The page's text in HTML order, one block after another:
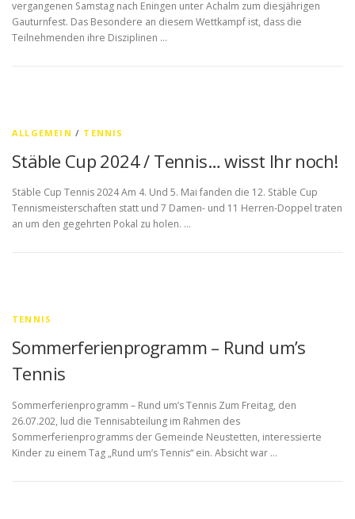
vergangenen Samstag nach Eningen unter Achalm zum diesjährigen
Gauturnfest. Das Besondere an diesem Wettkampf ist, dass die
Teilnehmenden ihre Disziplinen …
ALLGEMEIN / TENNIS
Stäble Cup 2024 / Tennis… wisst Ihr noch!
Stäble Cup Tennis 2024 Am 4. Und 5. Mai fanden die 12. Stäble Cup
Tennismeisterschaften statt und 7 Damen- und 11 Herren-Doppel traten
an um den gegehrten Pokal zu holen. …
TENNIS
Sommerferienprogramm – Rund um’s
Tennis
Sommerferienprogramm – Rund um’s Tennis Zum Freitag, den
26.07.202, lud die Tennisabteilung im Rahmen des
Sommerferienprogramms der Gemeinde Neustetten, interessierte
Kinder zu einem Tag „Rund um’s Tennis“ ein. Absicht war …